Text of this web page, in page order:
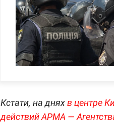
Кстати, на дняхв центре
действий АРМА —